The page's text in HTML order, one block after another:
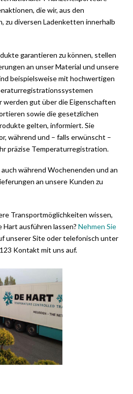
die wir, aus den
zu diversen Ladenketten innerhalb
garantieren zu können, stellen
an unser Material und unsere
beispielsweise mit hochwertigen
gut über die Eigenschaften
sowie die gesetzlichen
gelten, informiert. Sie
während und – falls erwünscht –
präzise Temperaturregistration.
während Wochenenden und an
an unsere Kunden zu
Transportmöglichkeiten wissen,
Hart ausführen lassen?Nehmen Sie
unserer Site oder telefonisch unter
Kontakt mit uns auf.